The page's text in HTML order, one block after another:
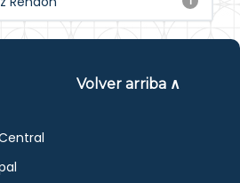
Volver arriba ∧